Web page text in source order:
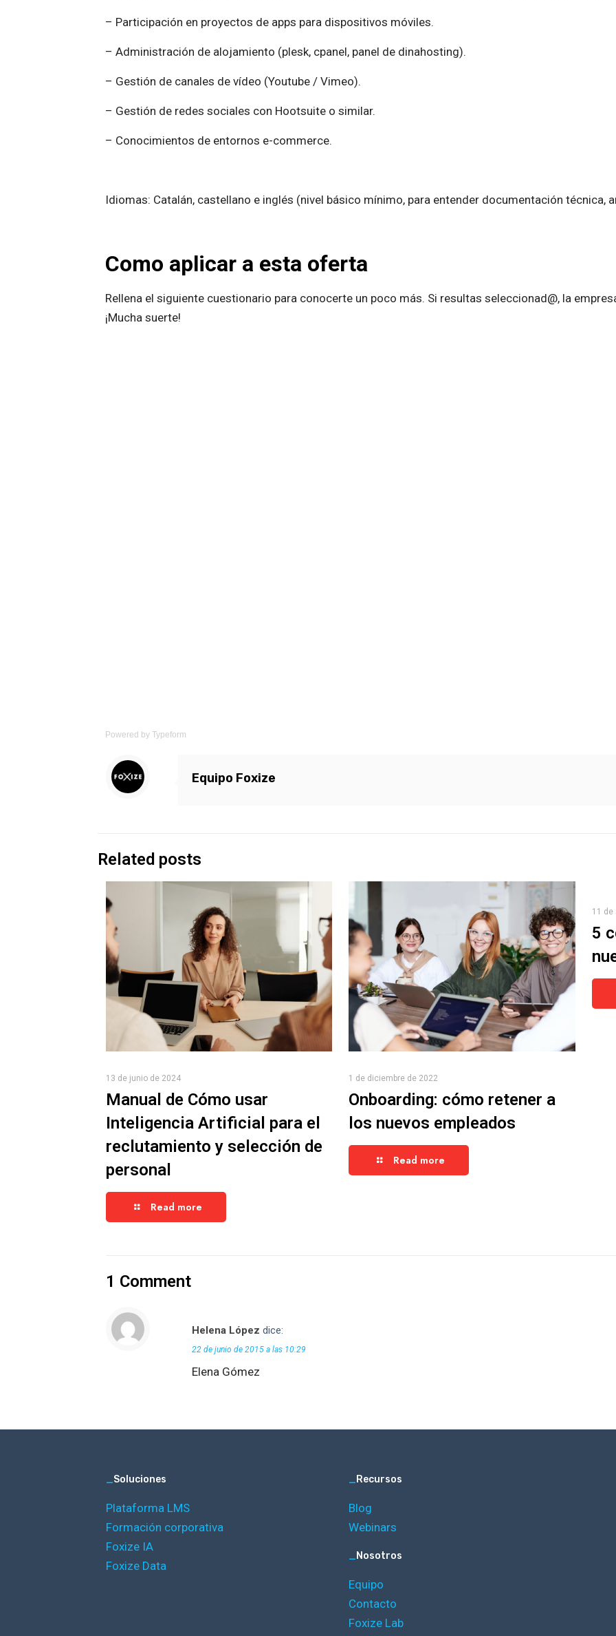
– Participación en proyectos de apps para dispositivos móviles.
– Administración de alojamiento (plesk, cpanel, panel de dinahosting).
– Gestión de canales de vídeo (Youtube / Vimeo).
– Gestión de redes sociales con Hootsuite o similar.
– Conocimientos de entornos e-commerce.
Idiomas: Catalán, castellano e inglés (nivel básico mínimo, para entender documentación técnica,
Como aplicar a esta oferta
Rellena el siguiente cuestionario para conocerte un poco más. Si resultas seleccionad@, la
¡Mucha suerte!
Powered by Typeform
Equipo Foxize
Related posts
13 de junio de 2024
Manual de Cómo usar
Inteligencia Artificial para el
reclutamiento y selección de
personal
Read more
1 de diciembre de 2022
Onboarding: cómo retener a
los nuevos empleados
Read more
11 de
5
1 Comment
Helena López dice:
22 de junio de 2015 a las 10:29
Elena Gómez
_Soluciones
Plataforma LMS
Formación corporativa
Foxize IA
Foxize Data
_Recursos
Blog
Webinars
_Nosotros
Equipo
Contacto
Foxize Lab